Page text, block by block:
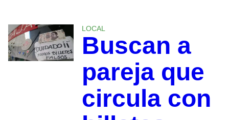
LOCAL
Buscan a
pareja que
circula con